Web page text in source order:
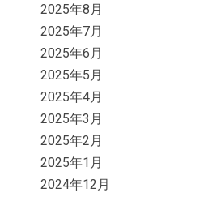
2025年8月
2025年7月
2025年6月
2025年5月
2025年4月
2025年3月
2025年2月
2025年1月
2024年12月